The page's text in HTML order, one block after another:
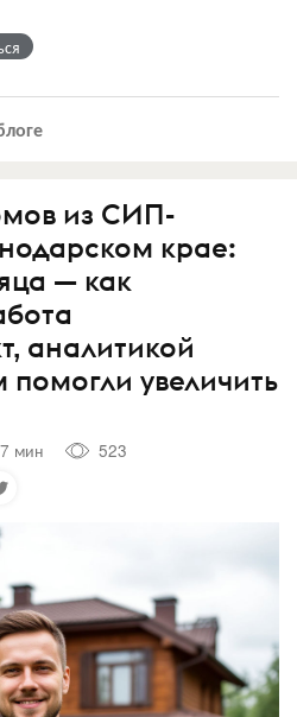
из СИП-
крае:
— как
аналитикой
увеличить
мин
523